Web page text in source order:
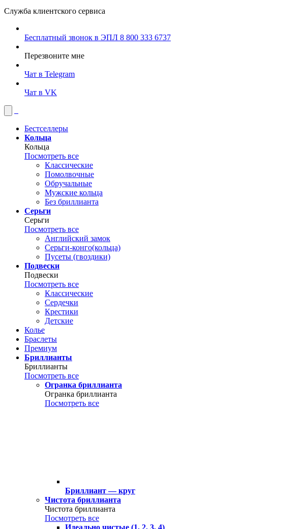
Служба клиентского сервиса
Бесплатный звонок в ЭПЛ 8 800 333 6737
Перезвоните мне
Чат в Telegram
Чат в VK
Бестселлеры
Кольца
Кольца
Посмотреть все
Классические
Помолвочные
Обручальные
Мужские кольца
Без бриллианта
Серьги
Серьги
Посмотреть все
Английский замок
Серьги-конго(кольца)
Пусеты (гвоздики)
Подвески
Подвески
Посмотреть все
Классические
Сердечки
Крестики
Детские
Колье
Браслеты
Премиум
Бриллианты
Бриллианты
Посмотреть все
Огранка бриллианта
Огранка бриллианта
Посмотреть все
Бриллиант — круг
Чистота бриллианта
Чистота бриллианта
Посмотреть все
Идеально чистые (1, 2, 3, 4)